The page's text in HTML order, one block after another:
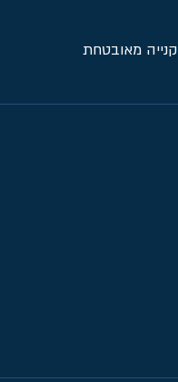
קנייה מאובטחת